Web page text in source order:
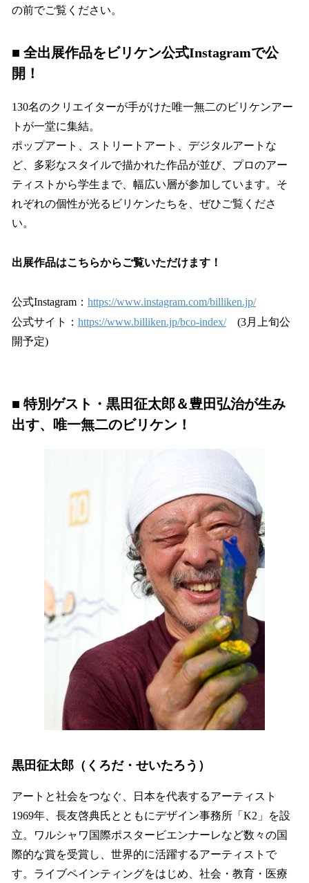
の前でご覧ください。
■ 全出展作品をビリケン公式Instagramで公
開！
130名のクリエイターが手がけた唯一無二のビリケンアー
トが一堂に集結。
ポップアート、ストリートアート、デジタルアートな
ど、多彩なスタイルで描かれた作品が並び、プロのアー
ティストから学生まで、幅広い層が参加しています。そ
れぞれの個性が光るビリケンたちを、ぜひご覧くださ
い。
出展作品はこちらからご覧いただけます！
公式Instagram： https://www.instagram.com/billiken.jp/
公式サイト： https://www.billiken.jp/bco-index/(3月上旬公
開予定)
■ 特別ゲスト・黒田征太郎＆豊田弘治が生み
出す、唯一無二のビリケン！
黒田征太郎（くろだ・せいたろう）
アートと社会をつなぐ、日本を代表するアーティスト
1969年、長友啓典氏とともにデザイン事務所「K2」を設
立。ワルシャワ国際ポスタービエンナーレなど数々の国
際的な賞を受賞し、世界的に活躍するアーティストで
す。ライブペインティングをはじめ、社会・教育・医療